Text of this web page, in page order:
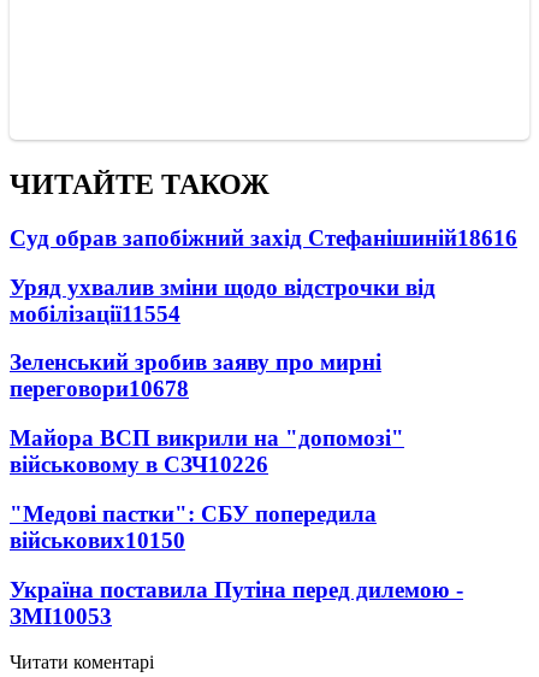
ЧИТАЙТЕ ТАКОЖ
Суд обрав запобіжний захід Стефанішиній18616
Уряд ухвалив зміни щодо відстрочки від
мобілізації11554
Зеленський зробив заяву про мирні
переговори10678
Майора ВСП викрили на "допомозі"
військовому в СЗЧ10226
"Медові пастки": СБУ попередила
військових10150
Україна поставила Путіна перед дилемою -
ЗМІ10053
Читати коментарі